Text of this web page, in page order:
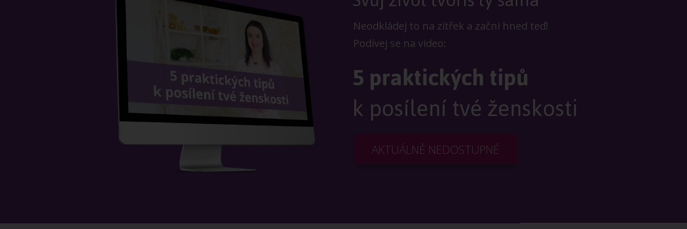
Neodkládej to na zítřek a začni hned teď!
Podívej se na video:
5 praktických tipů
k posílení tvé ženskosti
AKTUÁLNĚ NEDOSTUPNÉ